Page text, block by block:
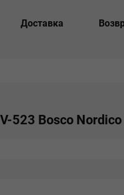
Доставка
523 Bosco